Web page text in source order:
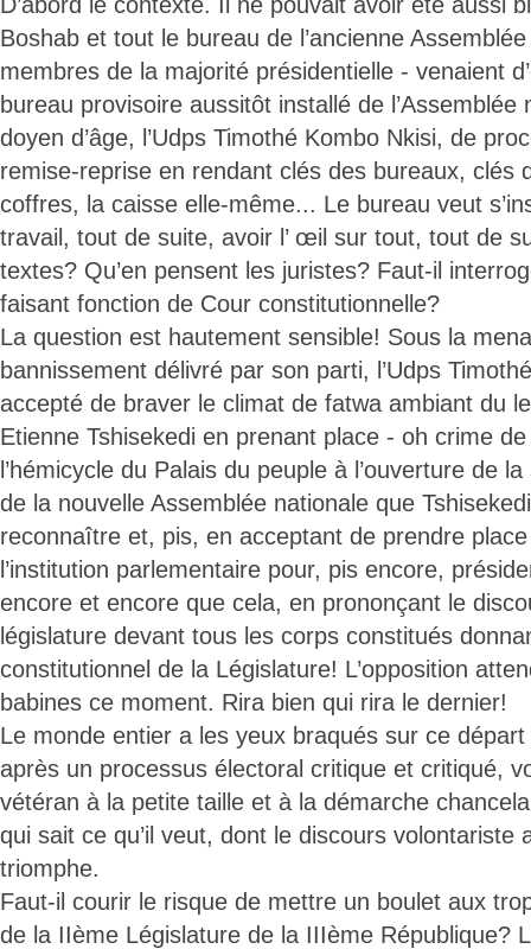
Boshab et tout le bureau de l’ancienne
membres de la majorité présidentielle - venaient
bureau provisoire aussitôt installé de
doyen d’âge, l’Udps Timothé Kombo Nkisi, de
remise-reprise en rendant clés des bureaux, clés
coffres, la caisse elle-même... Le bureau veut
travail, tout de suite, avoir l’ œil sur tout, tout de
textes? Qu’en pensent les juristes? Faut-il
faisant fonction de Cour constitutionnelle?
La question est hautement sensible! Sous la
bannissement délivré par son parti, l’Udps
accepté de braver le climat de fatwa ambiant du
Etienne Tshisekedi en prenant place - oh crime
l’hémicycle du Palais du peuple à l’ouverture de
de la nouvelle Assemblée nationale que
reconnaître et, pis, en acceptant de prendre
l’institution parlementaire pour, pis encore,
encore et encore que cela, en prononçant le
législature devant tous les corps constitués
constitutionnel de la Législature! L’opposition
babines ce moment. Rira bien qui rira le dernier!
Le monde entier a les yeux braqués sur ce
après un processus électoral critique et critiqué,
vétéran à la petite taille et à la démarche
qui sait ce qu’il veut, dont le discours volontariste
triomphe.
Faut-il courir le risque de mettre un boulet aux
de la IIème Législature de la IIIème République?